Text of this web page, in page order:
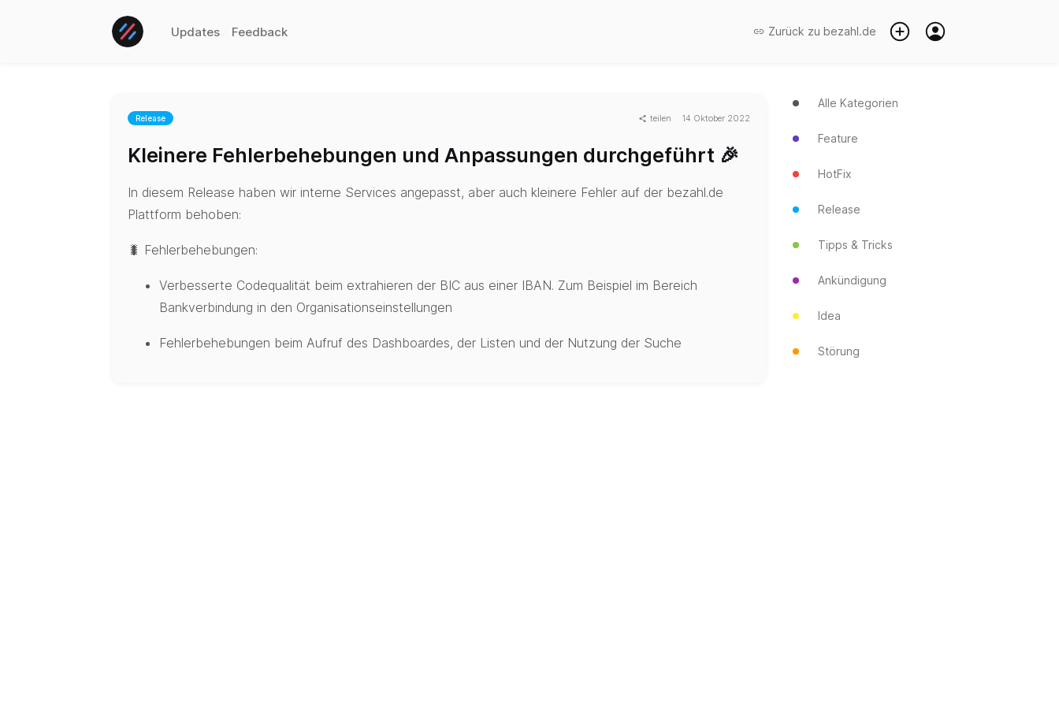
Updates Feedback Zurück zu bezahl.de
Release teilen 14 Oktober 2022
Kleinere Fehlerbehebungen und Anpassungen durchgeführt 🎉
In diesem Release haben wir interne Services angepasst, aber auch kleinere Fehler auf der bezahl.de
Plattform behoben:
🐛 Fehlerbehebungen:
Verbesserte Codequalität beim extrahieren der BIC aus einer IBAN. Zum Beispiel im Bereich
Bankverbindung in den Organisationseinstellungen
Fehlerbehebungen beim Aufruf des Dashboardes, der Listen und der Nutzung der Suche
Alle Kategorien
Feature
HotFix
Release
Tipps & Tricks
Ankündigung
Idea
Störung